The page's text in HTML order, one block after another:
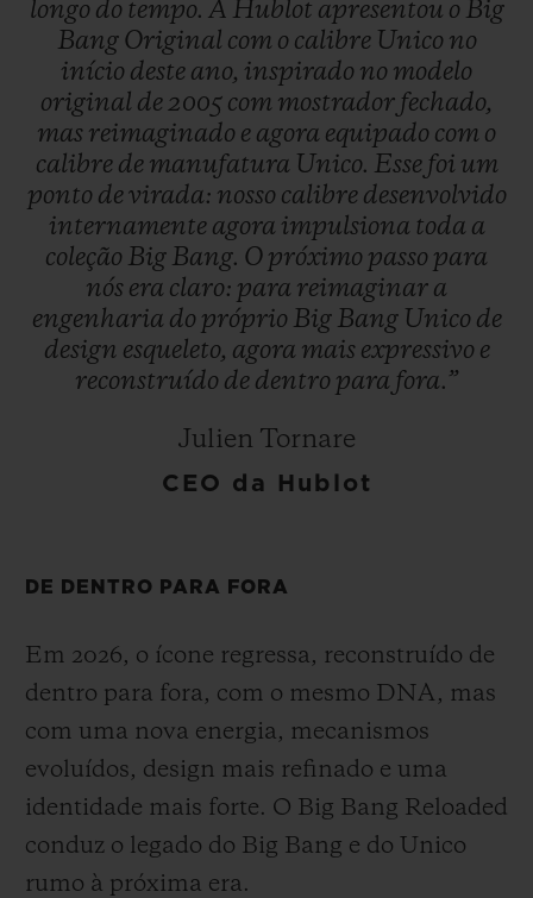
longo do tempo. A Hublot apresentou o Big
Bang Original com o calibre Unico no
início deste ano, inspirado no modelo
original de2005 com mostrador fechado,
mas reimaginado e agora equipado com o
calibre de manufatura Unico. Esse foi um
ponto devirada: nosso calibre desenvolvido
internamente agora impulsiona toda a
coleção Big Bang. O próximo passo para
nós era claro: para reimaginar a
engenharia do próprio Big Bang Unico de
design esqueleto, agora mais expressivo e
reconstruído de dentro para fora.”
Julien Tornare
CEO da Hublot
DE DENTRO PARA FORA
Em 2026, o ícone regressa, reconstruído de
dentro para fora, com o mesmo DNA, mas
com uma nova energia, mecanismos
evoluídos, design mais refinado e uma
identidade mais forte. O Big Bang Reloaded
conduz o legado do Big Bang e do Unico
rumo à próxima era.